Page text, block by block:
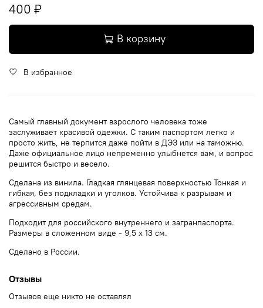
400 ₽
В корзину
В избранное
Самый главный документ взрослого человека тоже
заслуживает красивой одежки. С таким паспортом легко и
просто жить, не терпится даже пойти в ДЭЗ или на таможню.
Даже официальное лицо непременно улыбнется вам, и вопрос
решится быстро и весело.
Сделана из винила. Гладкая глянцевая поверхностью Тонкая и
гибкая, без подкладки и уголков. Устойчива к разрывам и
агрессивным средам.
Подходит для российского внутреннего и загранпаспорта.
Размеры в сложенном виде - 9,5 х 13 см.
Сделано в России.
Отзывы
Отзывов еще никто не оставлял